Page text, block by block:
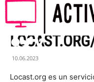
CÓMO
10.06.2023
Locast.org es un